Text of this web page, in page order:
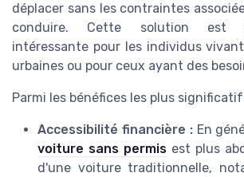
déplacer sans les contraintes
conduire. Cette solution est
intéressante pour les individus
urbaines ou pour ceux ayant des
Parmi les bénéfices les plus
Accessibilité financière :En
voiture sans permis est plus
d'une voiture traditionnelle,